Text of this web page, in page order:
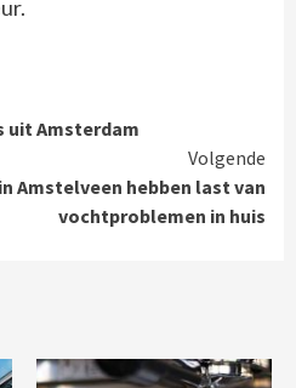
uit Amsterdam
Volgende
Amstelveen hebben last van
vochtproblemen in huis